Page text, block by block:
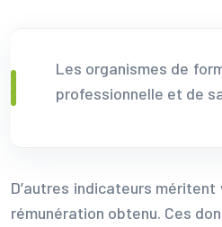
Les organismes de
professionnelle et de
D’autres indicateurs
rémunération obtenu. Ces